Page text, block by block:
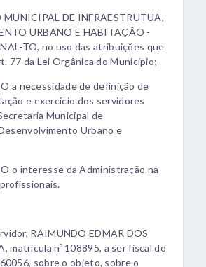
MUNICIPAL DE INFRAESTRUTUA,
URBANO E HABITAÇÂO -
TO, no uso das atribuições que
77 da Lei Orgânica do Município;
a necessidade de definição de
e exercício dos servidores
Municipal de
Urbano e
o interesse da Administração na
RAIMUNDO EDMAR DOS
matrícula nº 108895, a ser fiscal do
sobre o objeto, sobre o